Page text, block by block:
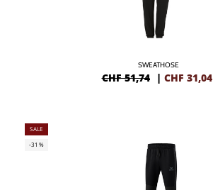
SWEATHOSE
CHF 51,74 | CHF 31,04
SALE
-31%